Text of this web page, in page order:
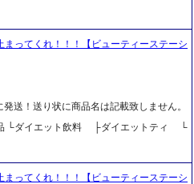
ってくれ！！！【ビューティーステーシ
送！送り状に商品名は記載致しません。
品 └ダイエット飲料 ├ダイエットティ └
ってくれ！！！【ビューティーステーシ